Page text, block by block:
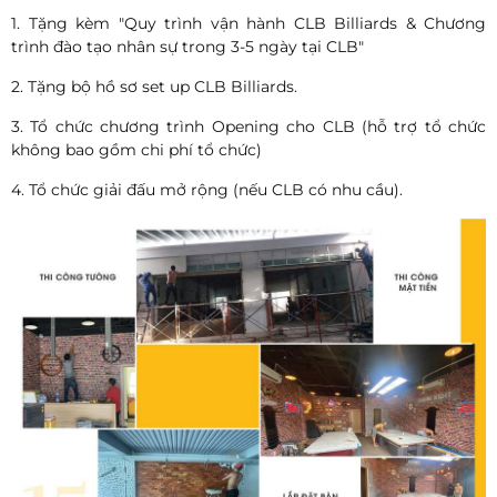
1. Tặng kèm "Quy trình vận hành CLB Billiards & Chương
trình đào tạo nhân sự trong 3-5 ngày tại CLB"
2. Tặng bộ hồ sơ set up CLB Billiards.
3. Tổ chức chương trình Opening cho CLB (hỗ trợ tổ chức
không bao gồm chi phí tổ chức)
4. Tổ chức giải đấu mở rộng (nếu CLB có nhu cầu).